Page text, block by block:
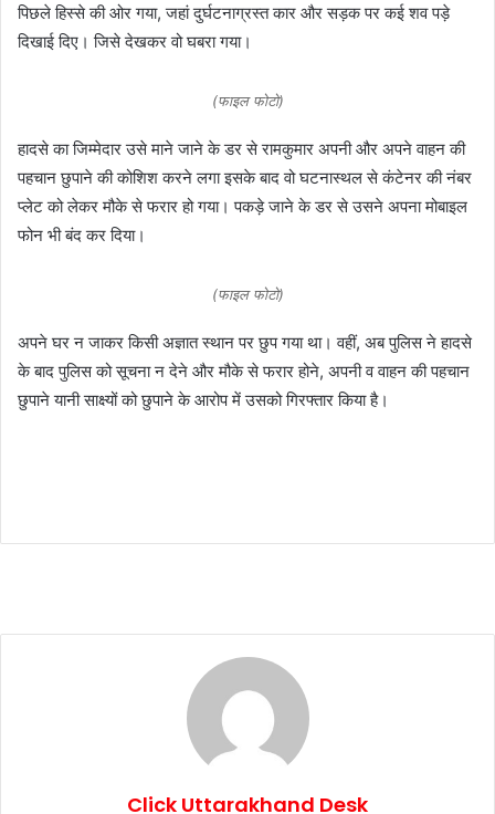
पिछले हिस्से की ओर गया, जहां दुर्घटनाग्रस्त कार और सड़क पर कई शव पड़े
दिखाई दिए। जिसे देखकर वो घबरा गया।
(फाइल फोटो)
हादसे का जिम्मेदार उसे माने जाने के डर से रामकुमार अपनी और अपने वाहन की
पहचान छुपाने की कोशिश करने लगा इसके बाद वो घटनास्थल से कंटेनर की नंबर
प्लेट को लेकर मौके से फरार हो गया। पकड़े जाने के डर से उसने अपना मोबाइल
फोन भी बंद कर दिया।
(फाइल फोटो)
अपने घर न जाकर किसी अज्ञात स्थान पर छुप गया था। वहीं, अब पुलिस ने हादसे
के बाद पुलिस को सूचना न देने और मौके से फरार होने, अपनी व वाहन की पहचान
छुपाने यानी साक्ष्यों को छुपाने के आरोप में उसको गिरफ्तार किया है।
Click Uttarakhand Desk